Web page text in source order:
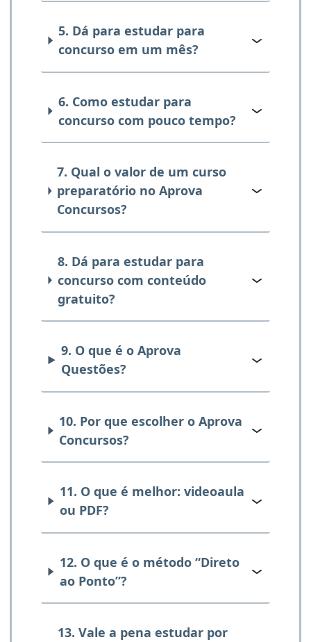
5. Dá para estudar para
concurso em um mês?
6. Como estudar para
concurso com pouco tempo?
7. Qual o valor de um curso
preparatório no Aprova
Concursos?
8. Dá para estudar para
concurso com conteúdo
gratuito?
9. O que é o Aprova
Questões?
10. Por que escolher o Aprova
Concursos?
11. O que é melhor: videoaula
ou PDF?
12. O que é o método “Direto
ao Ponto”?
13. Vale a pena estudar por